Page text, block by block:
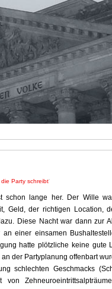
Party schreibt'
schon lange her. Der Wille
Geld, der richtigen Location,
Diese Nacht war dann zur
einer einsamen
hatte plötzliche keine gute
der Partyplanung offenbart
schlechten Geschmacks